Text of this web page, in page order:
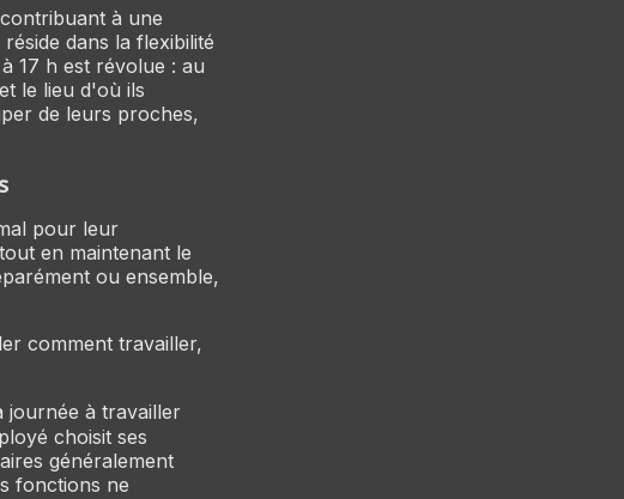
à une
dans la flexibilité
17 h est révolue : au
le lieu d'où ils
de leurs proches,
pour leur
en maintenant le
ou ensemble,
comment travailler,
journée à travailler
choisit ses
généralement
fonctions ne